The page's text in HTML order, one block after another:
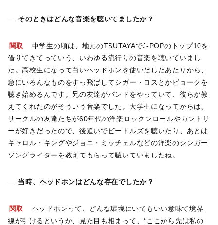
──そのときはどんな音楽を聴いてましたか？
関取
中学生の頃は、地元のTSUTAYAでJ-POPのトップ10を
借りてきてっていう、いわゆる流行りの音楽を聴いていまし
た。高校生になって白いヘッドホンを使いだしたあたりから、
急にいろんなものをすっ飛ばしてシガー・ロスとかビョークを
聴き始めるんです。兄の友達がバンドをやっていて、彼らが教
えてくれたのがそういう音楽でした。大学生になってからは、
サークルの友達たちが60年代の洋楽ロックンロールやカントリ
ーが好きだったので、後追いでビートルズを聴いたり、あとは
キャロル・キングやジョニ・ミッチェルなどの洋楽のシンガー
ソングライターを教えてもらって聴いていましたね。
──当時、ヘッドホンはどんな存在でしたか？
関取
ヘッドホンって、どんな環境にいてもいい意味で境界
線が引けるというか、見た目も相まって、“ここから先は私の